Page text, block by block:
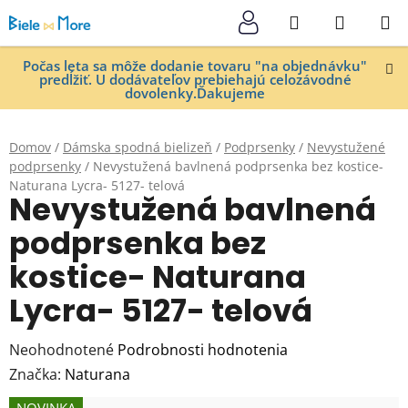
na
obsah
Počas leta sa môže dodanie tovaru "na objednávku"
predĺžiť. U dodávateľov prebiehajú celozávodné
dovolenky.Ďakujeme
Hľadať
KOŠÍK
Domov / Dámska spodná bielizeň / Podprsenky / Nevystužené
podprsenky / Nevystužená bavlnená podprsenka bez kostice-
Naturana Lycra- 5127- telová
Nevystužená bavlnená
podprsenka bez
kostice- Naturana
Lycra- 5127- telová
Priemerné
hodnotenie
produktu
Neohodnotené Podrobnosti hodnotenia
Značka: Naturana